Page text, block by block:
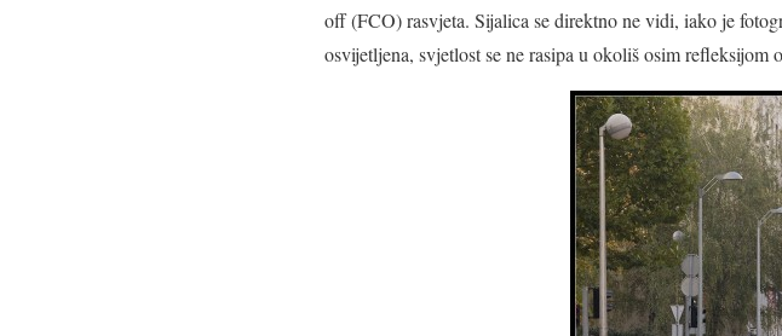
off (FCO) rasvjeta. Sijalica se direktno ne vidi, iako je
osvijetljena, svjetlost se ne rasipa u okoliš osim refleksijom